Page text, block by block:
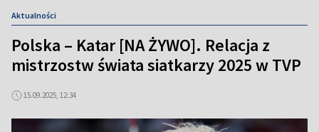
Aktualności
Polska – Katar [NA ŻYWO]. Relacja z
mistrzostw świata siatkarzy 2025 w TVP
15.09.2025, 12:34